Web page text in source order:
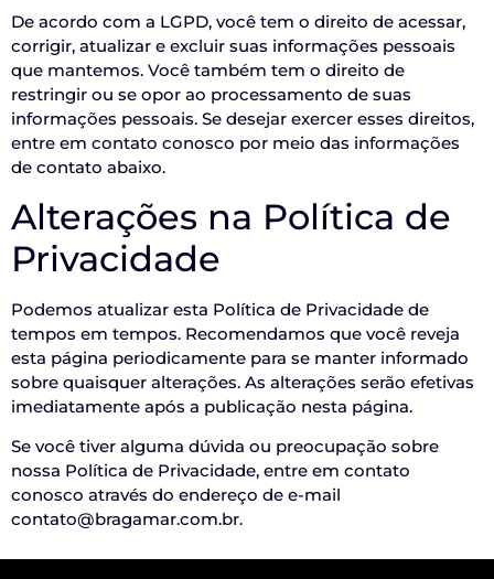
De acordo com a LGPD, você tem o direito de acessar,
corrigir, atualizar e excluir suas informações pessoais
que mantemos. Você também tem o direito de
restringir ou se opor ao processamento de suas
informações pessoais. Se desejar exercer esses direitos,
entre em contato conosco por meio das informações
de contato abaixo.
Alterações na Política de
Privacidade
Podemos atualizar esta Política de Privacidade de
tempos em tempos. Recomendamos que você reveja
esta página periodicamente para se manter informado
sobre quaisquer alterações. As alterações serão efetivas
imediatamente após a publicação nesta página.
Se você tiver alguma dúvida ou preocupação sobre
nossa Política de Privacidade, entre em contato
conosco através do endereço de e-mail
contato@bragamar.com.br.